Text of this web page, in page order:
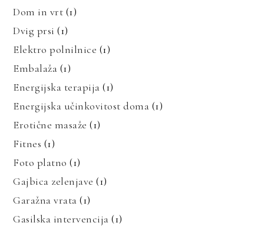
Dom in vrt (1)
Dvig prsi (1)
Elektro polnilnice (1)
Embalaža (1)
Energijska terapija (1)
Energijska učinkovitost doma (1)
Erotične masaže (1)
Fitnes (1)
Foto platno (1)
Gajbica zelenjave (1)
Garažna vrata (1)
Gasilska intervencija (1)